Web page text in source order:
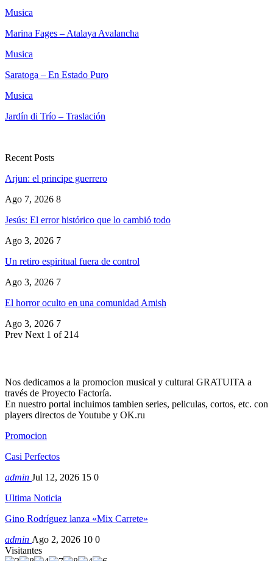
Musica
Marina Fages – Atalaya Avalancha
Musica
Saratoga – En Estado Puro
Musica
Jardín di Trío – Traslación
Recent Posts
Arjun: el principe guerrero
Ago 7, 2026 8
Jesús: El error histórico que lo cambió todo
Ago 3, 2026 7
Un retiro espiritual fuera de control
Ago 3, 2026 7
El horror oculto en una comunidad Amish
Ago 3, 2026 7
Prev Next 1 of 214
Nos dedicamos a la promocion musical y cultural GRATUITA a
través de Proyecto Factoría.
En nuestro portal incluimos tambien series, peliculas, cortos, etc. con
players directos de Youtube y OK.ru
Promocion
Casi Perfectos
admin Jul 12, 2026 15 0
Ultima Noticia
Gino Rodríguez lanza «Mix Carrete»
admin Ago 2, 2026 10 0
Visitantes